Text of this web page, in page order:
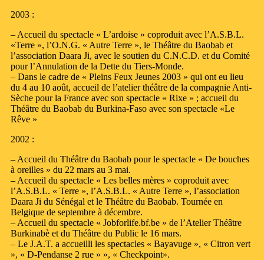
2003 :
– Accueil du spectacle « L’ardoise » coproduit avec l’A.S.B.L.
«Terre », l’O.N.G. « Autre Terre », le Théâtre du Baobab et
l’association Daara Ji, avec le soutien du C.N.C.D. et du Comité
pour l’Annulation de la Dette du Tiers-Monde.
– Dans le cadre de « Pleins Feux Jeunes 2003 » qui ont eu lieu
du 4 au 10 août, accueil de l’atelier théâtre de la compagnie Anti-
Sèche pour la France avec son spectacle « Rixe » ; accueil du
Théâtre du Baobab du Burkina-Faso avec son spectacle «Le
Rêve »
2002 :
– Accueil du Théâtre du Baobab pour le spectacle « De bouches
à oreilles » du 22 mars au 3 mai.
– Accueil du spectacle « Les belles mères » coproduit avec
l’A.S.B.L. « Terre », l’A.S.B.L. « Autre Terre », l’association
Daara Ji du Sénégal et le Théâtre du Baobab. Tournée en
Belgique de septembre à décembre.
– Accueil du spectacle « Jobforlife.bf.be » de l’Atelier Théâtre
Burkinabè et du Théâtre du Public le 16 mars.
– Le J.A.T. a accueilli les spectacles « Bayavuge », « Citron vert
», « D-Pendanse 2 rue » », « Checkpoint».